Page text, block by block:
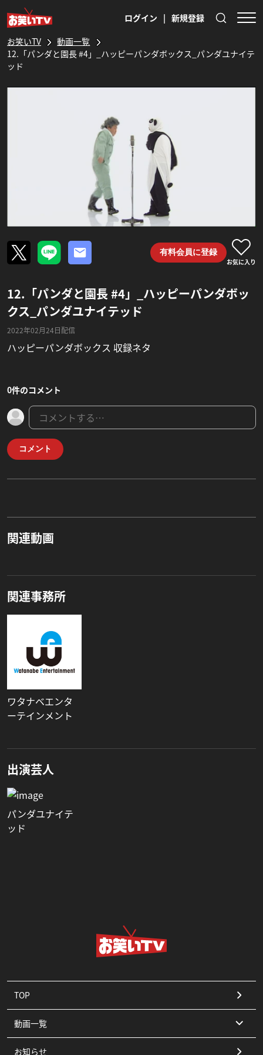
ログイン | 新規登録
お笑いTV
動画一覧
12.「パンダと園長 #4」_ハッピーパンダボックス_パンダユナイテ
ッド
有料会員に登録
お気に入り
12.「パンダと園長 #4」_ハッピーパンダボッ
クス_パンダユナイテッド
2022年02月24日配信
ハッピーパンダボックス 収録ネタ
0件のコメント
コメント
関連動画
関連事務所
ワタナベエンタ
ーテインメント
出演芸人
パンダユナイテ
ッド
TOP
動画一覧
コント
お知らせ